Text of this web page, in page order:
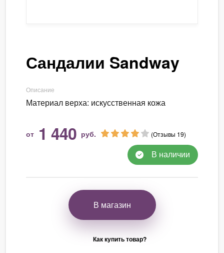
Сандалии Sandway
Описание
Материал верха: искусственная кожа
от 1 440 руб. (Отзывы 19)
В наличии
В магазин
Как купить товар?